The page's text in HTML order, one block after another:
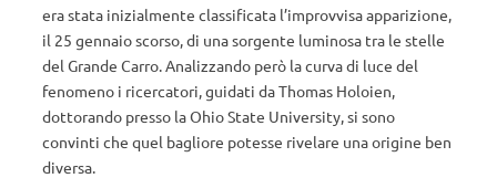
era stata inizialmente classificata l’improvvisa apparizione,
il 25 gennaio scorso, di una sorgente luminosa tra le stelle
del Grande Carro. Analizzando però la curva di luce del
fenomeno i ricercatori, guidati da Thomas Holoien,
dottorando presso la Ohio State University, si sono
convinti che quel bagliore potesse rivelare una origine ben
diversa.